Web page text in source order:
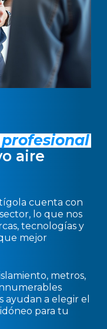
aire
cuenta con
lo que nos
tecnologías y
mejor
metros,
ayudan a elegir el
para tu